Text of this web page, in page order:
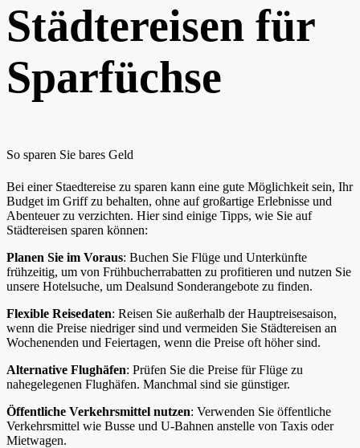
Städtereisen für
Sparfüchse
So sparen Sie bares Geld
Bei einer Staedtereise zu sparen kann eine gute Möglichkeit sein, Ihr
Budget im Griff zu behalten, ohne auf großartige Erlebnisse und
Abenteuer zu verzichten. Hier sind einige Tipps, wie Sie auf
Städtereisen sparen können:
Planen Sie im Voraus: Buchen Sie Flüge und Unterkünfte
frühzeitig, um von Frühbucherrabatten zu profitieren und nutzen Sie
unsere Hotelsuche, um Dealsund Sonderangebote zu finden.
Flexible Reisedaten: Reisen Sie außerhalb der Hauptreisesaison,
wenn die Preise niedriger sind und vermeiden Sie Städtereisen an
Wochenenden und Feiertagen, wenn die Preise oft höher sind.
Alternative Flughäfen: Prüfen Sie die Preise für Flüge zu
nahegelegenen Flughäfen. Manchmal sind sie günstiger.
Öffentliche Verkehrsmittel nutzen: Verwenden Sie öffentliche
Verkehrsmittel wie Busse und U-Bahnen anstelle von Taxis oder
Mietwagen.